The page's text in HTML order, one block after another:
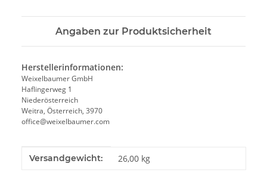
Angaben zur Produktsicherheit
Herstellerinformationen:
Weixelbaumer GmbH
Haflingerweg 1
Niederösterreich
Weitra, Österreich, 3970
office@weixelbaumer.com
Produkteigenschaft
Wert
Versandgewicht: 26,00 kg